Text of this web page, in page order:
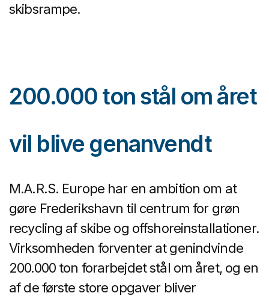
skibsrampe.
200.000 ton stål om året
vil blive genanvendt
M.A.R.S. Europe har en ambition om at
gøre Frederikshavn til centrum for grøn
recycling af skibe og offshoreinstallationer.
Virksomheden forventer at genindvinde
200.000 ton forarbejdet stål om året, og en
af de første store opgaver bliver